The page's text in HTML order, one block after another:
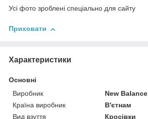
Усі фото зроблені спеціально для сайту
Приховати
Характеристики
Основні
Виробник
New Balance
Країна виробник
В'єтнам
Вид взуття
Кросівки